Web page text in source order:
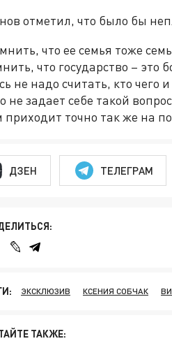
отметил, что было бы
что ее семья тоже
что государство – это
не надо считать, кто чего
не задает себе такой
приходит точно так же на
ДЗЕН ТЕЛЕГРАМ
ЭКСКЛЮЗИВ КСЕНИЯ СОБЧАК
ТАКЖЕ: